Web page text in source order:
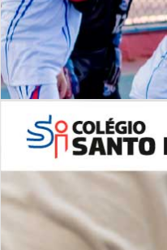
Desafios | Saiba mais